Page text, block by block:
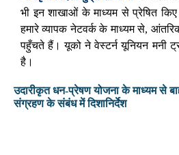
भी इन शाखाओं के माध्यम से प्रेषित
हमारे व्यापक नेटवर्क के माध्यम से,
पहुँचते हैं। यूको ने वेस्टर्न यूनियन मनी
है।
उदारीकृत धन-प्रेषण योजना के माध्यम से
संग्रहण के संबंध में दिशानिर्देश